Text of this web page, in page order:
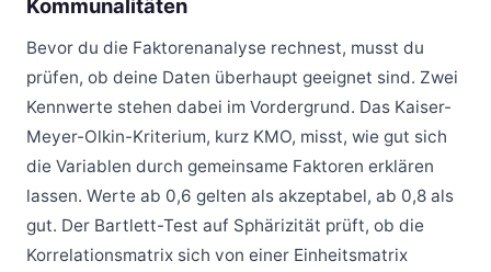
Kommunalitäten
Bevor du die Faktorenanalyse rechnest, musst du
prüfen, ob deine Daten überhaupt geeignet sind. Zwei
Kennwerte stehen dabei im Vordergrund. Das Kaiser-
Meyer-Olkin-Kriterium, kurz KMO, misst, wie gut sich
die Variablen durch gemeinsame Faktoren erklären
lassen. Werte ab 0,6 gelten als akzeptabel, ab 0,8 als
gut. Der Bartlett-Test auf Sphärizität prüft, ob die
Korrelationsmatrix sich von einer Einheitsmatrix